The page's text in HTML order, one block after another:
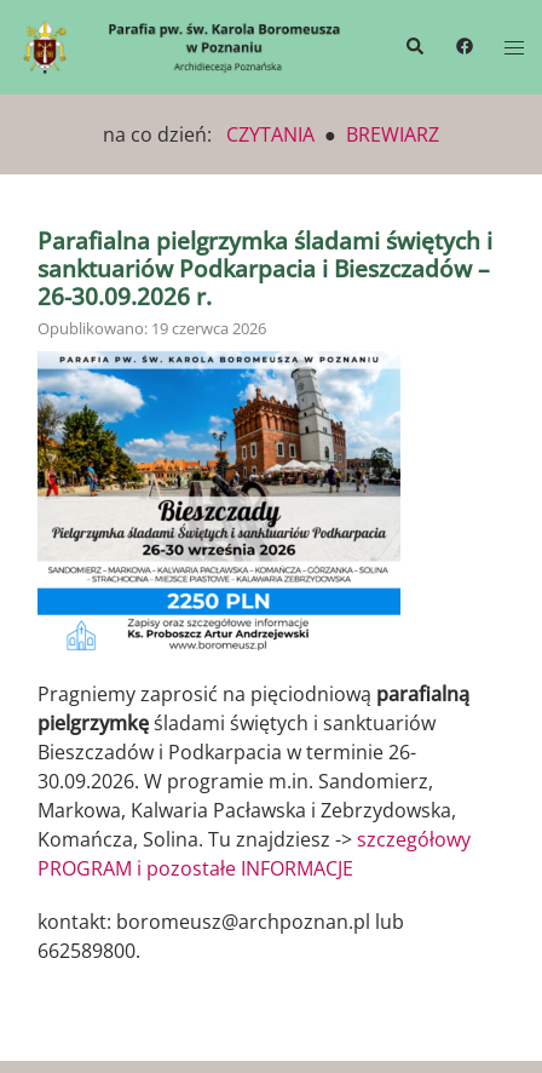
na co dzień: CZYTANIA ● BREWIARZ
Parafialna pielgrzymka śladami świętych i
sanktuariów Podkarpacia i Bieszczadów –
26-30.09.2026 r.
Opublikowano: 19 czerwca 2026
Pragniemy zaprosić na pięciodniową parafialną
pielgrzymkęśladami świętych i sanktuariów
Bieszczadów i Podkarpacia w terminie 26-
30.09.2026. W programie m.in. Sandomierz,
Markowa, Kalwaria Pacławska i Zebrzydowska,
Komańcza, Solina. Tu znajdziesz ->szczegółowy
PROGRAM i pozostałe INFORMACJE
kontakt: boromeusz@archpoznan.pl lub
662589800.